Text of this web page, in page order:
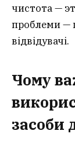
чистота —
проблеми —
відвідувачі.
Чому
засоби